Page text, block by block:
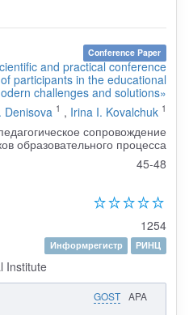
Conference Paper
and practical conference
participants in the educational
challenges and solutions»
Denisova 1 , Irina I. Kovalchuk 1
сопровождение
образовательного процесса
45-48
1254
Информрегистр
РИНЦ
Institute
GOST APA